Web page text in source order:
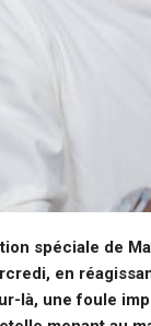
spéciale de
en
là, une foule